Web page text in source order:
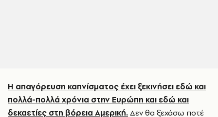
Η απαγόρευση καπνίσματος έχει ξεκινήσει εδώ και
πολλά-πολλά χρόνια στην Ευρώπη και εδώ και
δεκαετίες στη βόρεια Αμερική.Δεν θα ξεχάσω ποτέ